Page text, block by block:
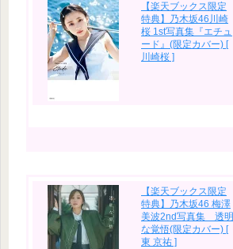
【楽天ブックス限定
特典】乃木坂46川崎
桜 1st写真集『エチュ
ード』(限定カバー) [
川崎桜 ]
【楽天ブックス限定
特典】乃木坂46 梅澤
美波2nd写真集 透明
な覚悟(限定カバー) [
東 京祐 ]